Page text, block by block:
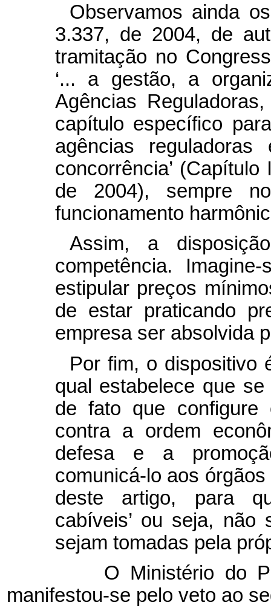
Observamos ainda
3.337, de 2004, de
tramitação no
‘... a gestão, a
Agências
capítulo específico
agências
concorrência’
de 2004), sempre
funcionamento
Assim, a
competência.
estipular preços
de estar praticando
empresa ser absolvida
Por fim, o dispositivo
qual estabelece que se
de fato que configure
contra a ordem
defesa e a
comunicá-lo aos
deste artigo, para
cabíveis’ ou seja, não
sejam tomadas pela
O Ministério do
manifestou-se pelo veto ao